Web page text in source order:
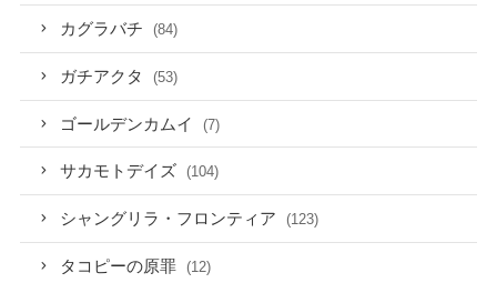
カグラバチ (84)
ガチアクタ (53)
ゴールデンカムイ (7)
サカモトデイズ (104)
シャングリラ・フロンティア (123)
タコピーの原罪 (12)